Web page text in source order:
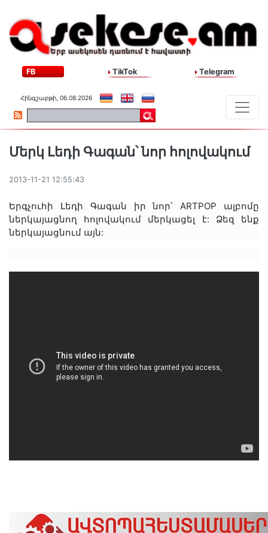
FB TikTok Telegram
Հինգշաբթի, 06.08.2026
Մերկ Լեդի Գագան՝ նոր հոլովակում
2013-11-21 12:55:43
Երգչուհի Լեդի Գագան իր նոր՝ ARTPOP ալբոմը
ներկայացնող հոլովակում մերկացել է: Ձեզ ենք
ներկայացնում այն: